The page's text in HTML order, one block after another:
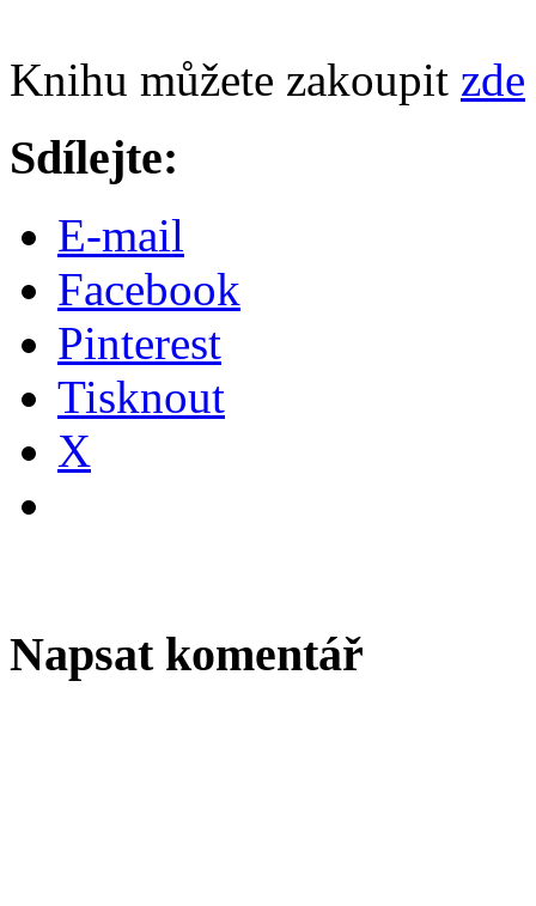
Knihu můžete zakoupit zde
Sdílejte:
E-mail
Facebook
Pinterest
Tisknout
X
Napsat komentář